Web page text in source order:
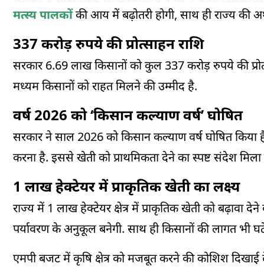
मत्स्य पालकोंकी आय में बढ़ोतरी होगी, साथ ही राज्य की
337 करोड़ रुपये की प्रोत्साहन राशि
सरकार 6.69 लाख किसानों को कुल 337 करोड़ रुपये की
मध्यम किसानों को राहत मिलने की उम्मीद है.
वर्ष 2026 को ‘किसान कल्याण वर्ष’ घोषित
सरकार ने साल 2026 को किसान कल्याण वर्ष घोषित
करना है. इससे खेती को प्राथमिकता देने का स्पष्ट संदेश
1 लाख हेक्टेयर में प्राकृतिक खेती का लक्ष्य
राज्य में 1 लाख हेक्टेयर क्षेत्र में प्राकृतिक खेती को बढ़ावा
पर्यावरण के अनुकूल बनेगी. साथ ही किसानों की लागत भी
एमपी बजट में कृषि क्षेत्र को मजबूत करने की कोशिश दिखाई